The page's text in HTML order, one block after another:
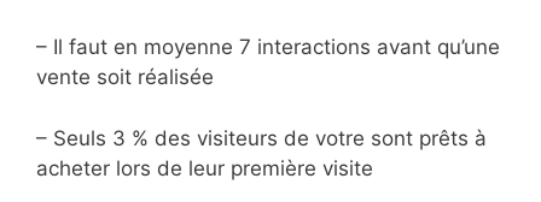
– Il faut en moyenne 7 interactions avant qu’une
vente soit réalisée
– Seuls 3 % des visiteurs de votre sont prêts à
acheter lors de leur première visite